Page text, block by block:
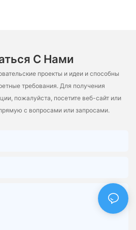
С Нами
проекты и идеи и способны
требования. Для получения
пожалуйста, посетите веб-сайт или
с вопросами или запросами.